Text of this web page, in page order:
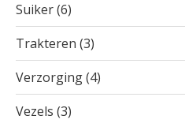
Suiker(6)
Trakteren (3)
Verzorging(4)
Vezels (3)